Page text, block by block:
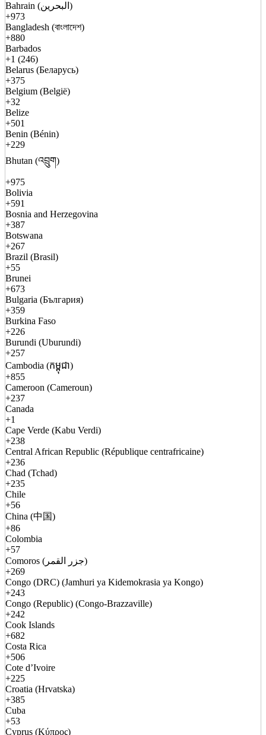
Bahrain (البحرين)
+973
Bangladesh (বাংলাদেশ)
+880
Barbados
+1 (246)
Belarus (Беларусь)
+375
Belgium (België)
+32
Belize
+501
Benin (Bénin)
+229
Bhutan (འབྲུག)
+975
Bolivia
+591
Bosnia and Herzegovina
+387
Botswana
+267
Brazil (Brasil)
+55
Brunei
+673
Bulgaria (България)
+359
Burkina Faso
+226
Burundi (Uburundi)
+257
Cambodia (កម្ពុជា)
+855
Cameroon (Cameroun)
+237
Canada
+1
Cape Verde (Kabu Verdi)
+238
Central African Republic (République centrafricaine)
+236
Chad (Tchad)
+235
Chile
+56
China (中国)
+86
Colombia
+57
Comoros (جزر القمر)
+269
Congo (DRC) (Jamhuri ya Kidemokrasia ya Kongo)
+243
Congo (Republic) (Congo-Brazzaville)
+242
Cook Islands
+682
Costa Rica
+506
Cote d’Ivoire
+225
Croatia (Hrvatska)
+385
Cuba
+53
Cyprus (Κύπρος)